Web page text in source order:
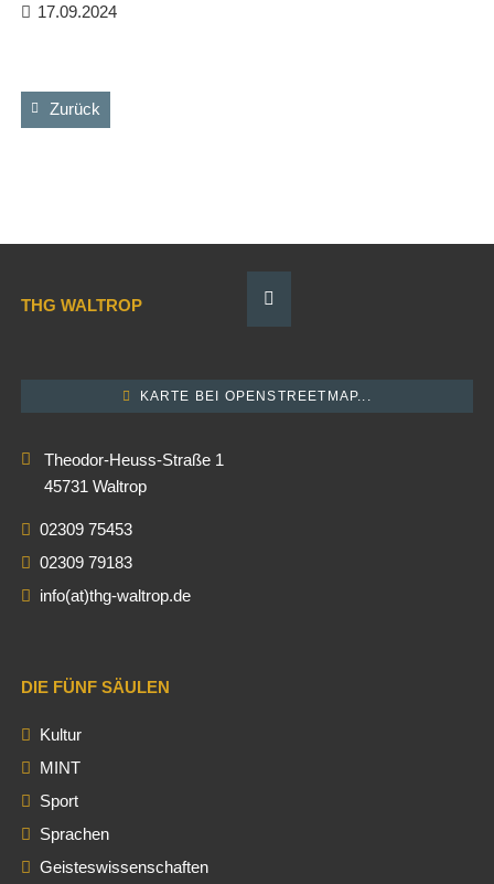
17.09.2024
Zurück
THG WALTROP
KARTE BEI OPENSTREETMAP...
Theodor-Heuss-Straße 1
45731 Waltrop
02309 75453
02309 79183
info(at)thg-waltrop.de
DIE FÜNF SÄULEN
Kultur
MINT
Sport
Sprachen
Geisteswissenschaften